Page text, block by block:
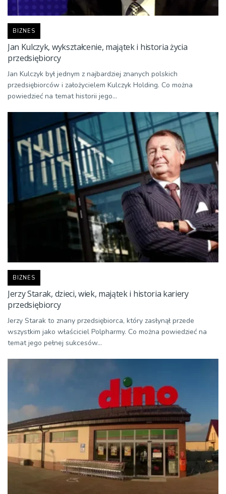
BIZNES
Jan Kulczyk, wykształcenie, majątek i historia życia
przedsiębiorcy
Jan Kulczyk był jednym z najbardziej znanych polskich
przedsiębiorców i założycielem Kulczyk Holding. Co można
powiedzieć na temat historii jego...
BIZNES
Jerzy Starak, dzieci, wiek, majątek i historia kariery
przedsiębiorcy
Jerzy Starak to znany przedsiębiorca, który zasłynął przede
wszystkim jako właściciel Polpharmy. Co można powiedzieć na
temat jego pełnej sukcesów...